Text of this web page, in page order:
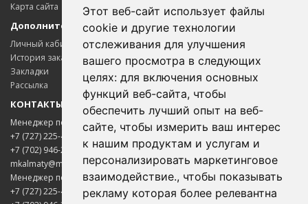
Этот веб-сайт использует файлы
cookie и другие технологии
отслеживания для улучшения
вашего просмотра в следующих
целях: для включения основных
функций веб-сайта, чтобы
обеспечить лучший опыт на веб-
сайте, чтобы измерить ваш интерес
к нашим продуктам и услугам и
персонализировать маркетинговое
взаимодействие., чтобы показывать
рекламу которая более релевантна
Карта сайта
Дополнительно
Личный кабинет
История заказов
Закладки
Рассылка
КОНТАКТЫ
Менеджер по цветному металлопрокату
+7 (727) 225-45-65
+7 (702) 946-20-02
mkalmaty@mail.ru
Менеджер по электротехнической продукции
+7 (727) 225-45-85